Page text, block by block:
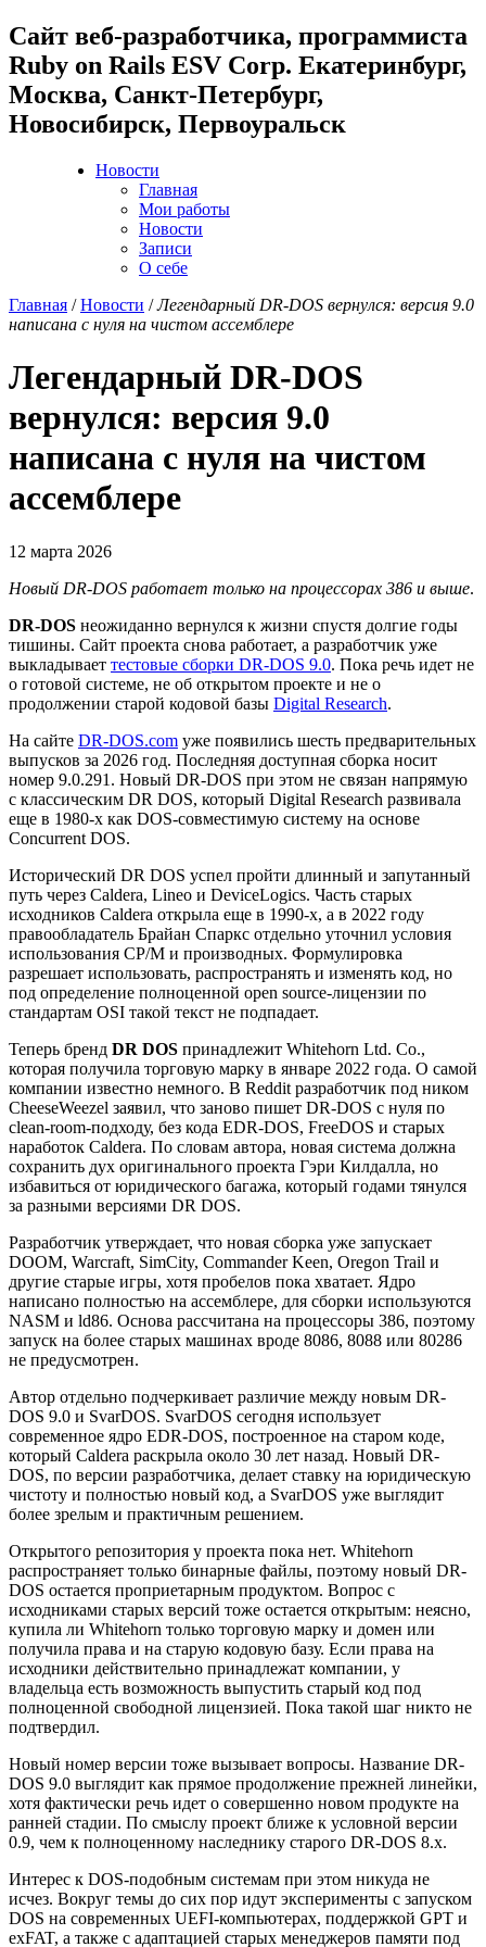
Cайт веб-разработчика, программиста
Ruby on Rails ESV Corp. Екатеринбург,
Москва, Санкт-Петербург,
Новосибирск, Первоуральск
Новости
Главная
Мои работы
Новости
Записи
О себе
Главная /Новости /Легендарный DR-DOS вернулся: версия 9.0
написана с нуля на чистом ассемблере
Легендарный DR-DOS
вернулся: версия 9.0
написана с нуля на чистом
ассемблере
12 марта 2026
Новый DR-DOS работает только на процессорах 386 и выше.
DR-DOS неожиданно вернулся к жизни спустя долгие годы
тишины. Сайт проекта снова работает, а разработчик уже
выкладывает тестовые сборки DR-DOS 9.0. Пока речь идет не
о готовой системе, не об открытом проекте и не о
продолжении старой кодовой базы Digital Research.
На сайте DR-DOS.com уже появились шесть предварительных
выпусков за 2026 год. Последняя доступная сборка носит
номер 9.0.291. Новый DR-DOS при этом не связан напрямую
с классическим DR DOS, который Digital Research развивала
еще в 1980-х как DOS-совместимую систему на основе
Concurrent DOS.
Исторический DR DOS успел пройти длинный и запутанный
путь через Caldera, Lineo и DeviceLogics. Часть старых
исходников Caldera открыла еще в 1990-х, а в 2022 году
правообладатель Брайан Спаркс отдельно уточнил условия
использования CP/M и производных. Формулировка
разрешает использовать, распространять и изменять код, но
под определение полноценной open source-лицензии по
стандартам OSI такой текст не подпадает.
Теперь бренд DR DOS принадлежит Whitehorn Ltd. Co.,
которая получила торговую марку в январе 2022 года. О самой
компании известно немного. В Reddit разработчик под ником
CheeseWeezel заявил, что заново пишет DR-DOS с нуля по
clean-room-подходу, без кода EDR-DOS, FreeDOS и старых
наработок Caldera. По словам автора, новая система должна
сохранить дух оригинального проекта Гэри Килдалла, но
избавиться от юридического багажа, который годами тянулся
за разными версиями DR DOS.
Разработчик утверждает, что новая сборка уже запускает
DOOM, Warcraft, SimCity, Commander Keen, Oregon Trail и
другие старые игры, хотя пробелов пока хватает. Ядро
написано полностью на ассемблере, для сборки используются
NASM и ld86. Основа рассчитана на процессоры 386, поэтому
запуск на более старых машинах вроде 8086, 8088 или 80286
не предусмотрен.
Автор отдельно подчеркивает различие между новым DR-
DOS 9.0 и SvarDOS. SvarDOS сегодня использует
современное ядро EDR-DOS, построенное на старом коде,
который Caldera раскрыла около 30 лет назад. Новый DR-
DOS, по версии разработчика, делает ставку на юридическую
чистоту и полностью новый код, а SvarDOS уже выглядит
более зрелым и практичным решением.
Открытого репозитория у проекта пока нет. Whitehorn
распространяет только бинарные файлы, поэтому новый DR-
DOS остается проприетарным продуктом. Вопрос с
исходниками старых версий тоже остается открытым: неясно,
купила ли Whitehorn только торговую марку и домен или
получила права и на старую кодовую базу. Если права на
исходники действительно принадлежат компании, у
владельца есть возможность выпустить старый код под
полноценной свободной лицензией. Пока такой шаг никто не
подтвердил.
Новый номер версии тоже вызывает вопросы. Название DR-
DOS 9.0 выглядит как прямое продолжение прежней линейки,
хотя фактически речь идет о совершенно новом продукте на
ранней стадии. По смыслу проект ближе к условной версии
0.9, чем к полноценному наследнику старого DR-DOS 8.x.
Интерес к DOS-подобным системам при этом никуда не
исчез. Вокруг темы до сих пор идут эксперименты с запуском
DOS на современных UEFI-компьютерах, поддержкой GPT и
exFAT, а также с адаптацией старых менеджеров памяти под